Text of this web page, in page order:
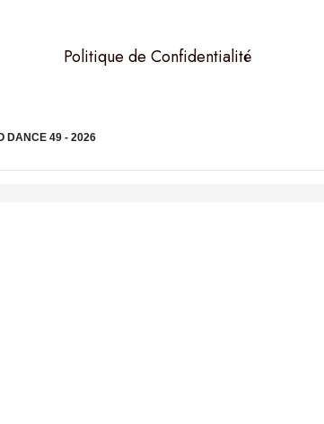
Politique de Confidentialité
DANCE 49 - 2026